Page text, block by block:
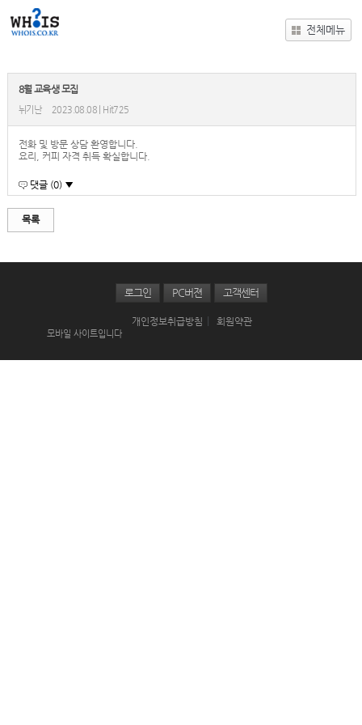
전체메뉴
8월 교육생 모집
뉘기난 2023.08.08 | Hit725
전화 및 방문 상담 환영합니다.
요리, 커피 자격 취득 확실합니다.
댓글 (0) ▼
목록
로그인 PC버젼 고객센터
개인정보취급방침 회원약관
모바일 사이트입니다